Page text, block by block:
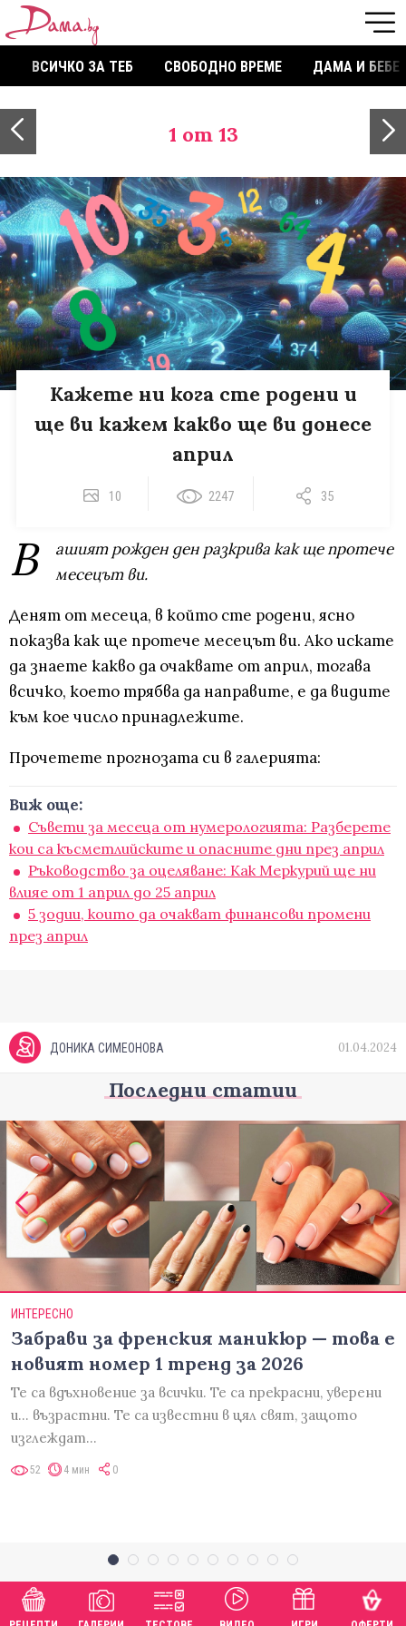
ВСИЧКО ЗА ТЕБ СВОБОДНО ВРЕМЕ ДАМА И БЕБЕ
1 от 13
Кажете ни кога сте родени и
ще ви кажем какво ще ви донесе
април
10 2247 35
В
ашият рожден ден разкрива как ще протече
месецът ви.
Денят от месеца, в който сте родени, ясно
показва как ще протече месецът ви. Ако искате
да знаете какво да очаквате от април, тогава
всичко, което трябва да направите, е да видите
към кое число принадлежите.
Прочетете прогнозата си в галерията:
Виж още:
Съвети за месеца от нумерологията: Разберете
кои са късметлийските и опасните дни през април
Ръководство за оцеляване: Как Меркурий ще ни
влияе от 1 април до 25 април
5 зодии, които да очакват финансови промени
през април
ДОНИКА СИМЕОНОВА 01.04.2024
Последни статии
ИНТЕРЕСНО
Забрави за френския маникюр — това е
новият номер 1 тренд за 2026
Те са вдъхновение за всички. Те са прекрасни, уверени
и... възрастни. Те са известни в цял свят, защото
изглеждат…
52 4 мин 0